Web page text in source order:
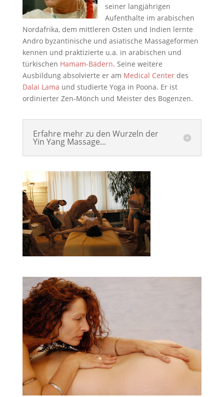
seiner langjährigen
Aufenthalte im arabischen
Nordafrika, dem mittleren Osten und Indien lernte
Andro byzantinische und asiatische Massageformen
kennen und praktizierte u.a. in arabischen und
türkischen Hamam-Bädern. Seine weitere
Ausbildung absolvierte er am Medical Centerdes
Dalai Lama und studierte Yoga in Poona. Er ist
ordinierter Zen-Mönch und Meister des Bogenzen.
Erfahre mehr zu den Wurzeln der
Yin Yang Massage...